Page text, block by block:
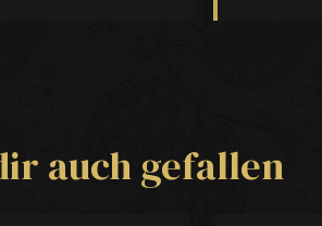
auch gefallen